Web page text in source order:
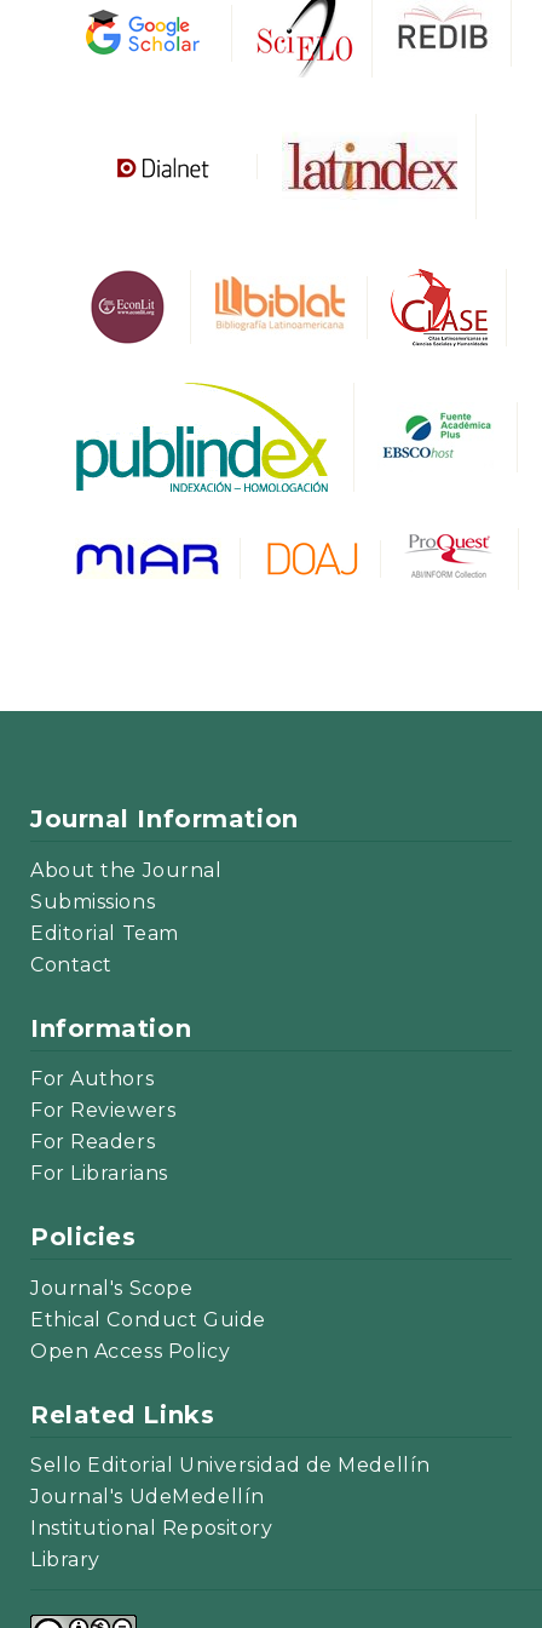
Journal Information
About the Journal
Submissions
Editorial Team
Contact
Information
For Authors
For Reviewers
For Readers
For Librarians
Policies
Journal's Scope
Ethical Conduct Guide
Open Access Policy
Related Links
Sello Editorial Universidad de Medellín
Journal's UdeMedellín
Institutional Repository
Library